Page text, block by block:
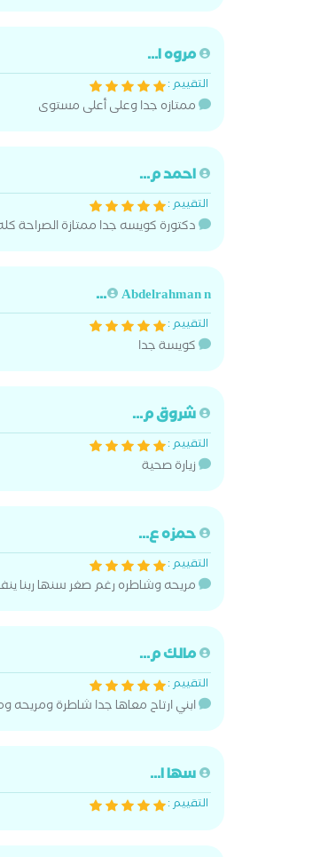
مروه ا...
التقييم :
ممتازه جدا وعلى أعلى مستوى
احمد م...
التقييم :
دكتورة كويسه جدا ممتازة الصراحة
Abdelrahman n...
التقييم :
كويسة جدا
شروق م...
التقييم :
زيارة صحية
حمزه ع...
التقييم :
مريحه وشاطره رغم صغر سنها ربنا
مالك م...
التقييم :
ابني ارتاح معاها جدا شاطرة
سها ا...
التقييم :